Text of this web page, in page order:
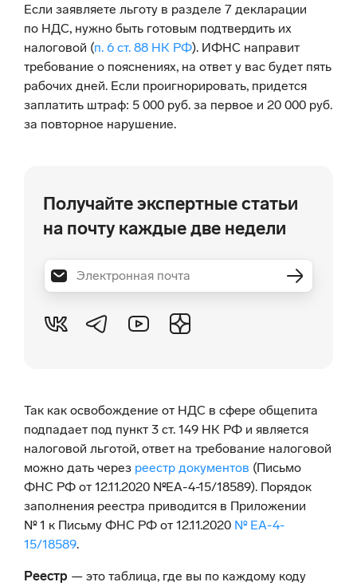
Если заявляете льготу в разделе 7 декларации
по НДС, нужно быть готовым подтвердить их
налоговой (п. 6 ст. 88 НК РФ). ИФНС направит
требование о пояснениях, на ответ у вас будет пять
рабочих дней. Если проигнорировать, придется
заплатить штраф: 5 000 руб. за первое и 20 000 руб.
за повторное нарушение.
Получайте экспертные статьи
на почту каждые две недели
Так как освобождение от НДС в сфере общепита
подпадает под пункт 3 ст. 149 НК РФ и является
налоговой льготой, ответ на требование налоговой
можно дать через реестр документов (Письмо
ФНС РФ от 12.11.2020 №ЕА-4-15/18589). Порядок
заполнения реестра приводится в Приложении
№ 1 к Письму ФНС РФ от 12.11.2020 № ЕА-4-
15/18589.
Реестр — это таблица, где вы по каждому коду